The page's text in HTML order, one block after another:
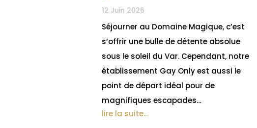
12 Juin 2026
Séjourner au Domaine Magique, c’est
s’offrir une bulle de détente absolue
sous le soleil du Var. Cependant, notre
établissement Gay Only est aussi le
point de départ idéal pour de
magnifiques escapades…
lire la suite…